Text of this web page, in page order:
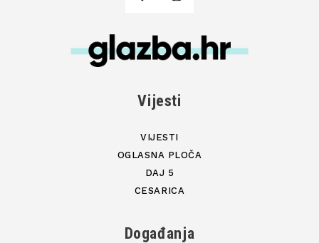
Vijesti
VIJESTI
OGLASNA PLOČA
DAJ 5
CESARICA
Događanja